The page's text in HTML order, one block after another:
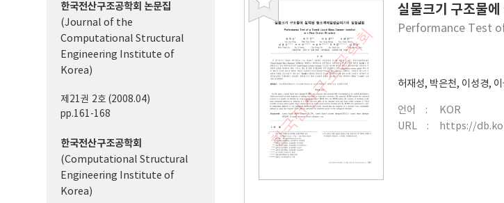
북
실물크기 구조물
Performance Test
허재성, 박은천, 이성경,
언어
KOR
URL
https://
한국전산구조공학회 논문집
(Journal of the
Computational Structural
Engineering Institute of
Korea)
제21권 2호 (2008.04)
pp.161-168
한국전산구조공학회
(Computational Structural
Engineering Institute of
Korea)